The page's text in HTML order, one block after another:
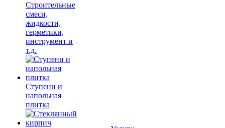
Строительные
смеси,
жидкости,
герметики,
инструмент и
т.д.
Ступени и
напольная
плитка